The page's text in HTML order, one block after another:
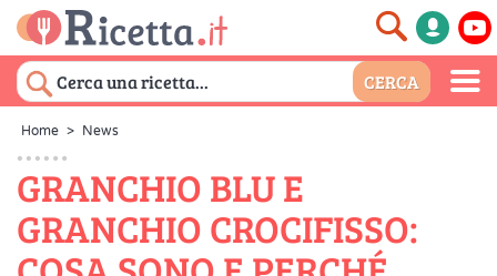
Home > News
GRANCHIO BLU E
GRANCHIO CROCIFISSO: